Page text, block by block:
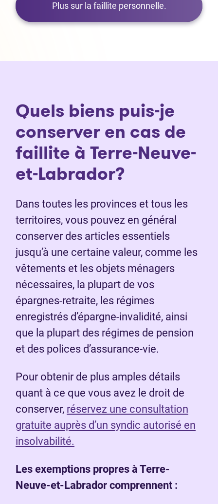
Plus sur la faillite personnelle.
Quels biens puis-je
conserver en cas de
faillite à Terre-Neuve-
et-Labrador?
Dans toutes les provinces et tous les
territoires, vous pouvez en général
conserver des articles essentiels
jusqu’à une certaine valeur, comme les
vêtements et les objets ménagers
nécessaires, la plupart de vos
épargnes-retraite, les régimes
enregistrés d’épargne-invalidité, ainsi
que la plupart des régimes de pension
et des polices d’assurance-vie.
Pour obtenir de plus amples détails
quant à ce que vous avez le droit de
conserver, réservez une consultation
gratuite auprès d’un syndic autorisé en
insolvabilité.
Les exemptions propres à Terre-
Neuve-et-Labrador comprennent :